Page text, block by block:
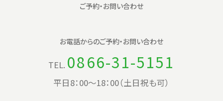
ご予約・お問い合わせ
お電話からのご予約・お問い合わせ
TEL. 0866-31-5151
平日8：00〜18：00（土日祝も可）